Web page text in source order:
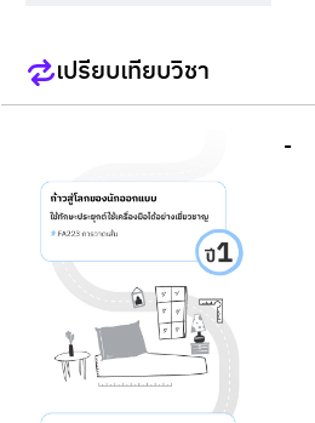
เปรียบเทียบวิชา
-